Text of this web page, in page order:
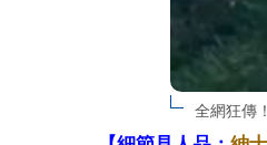
全網狂傳